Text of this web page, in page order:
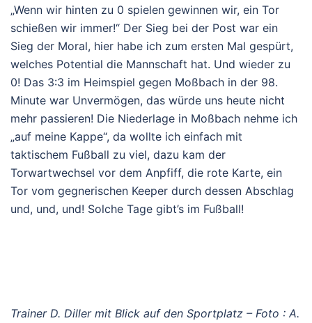
„Wenn wir hinten zu 0 spielen gewinnen wir, ein Tor
schießen wir immer!“ Der Sieg bei der Post war ein
Sieg der Moral, hier habe ich zum ersten Mal gespürt,
welches Potential die Mannschaft hat. Und wieder zu
0! Das 3:3 im Heimspiel gegen Moßbach in der 98.
Minute war Unvermögen, das würde uns heute nicht
mehr passieren! Die Niederlage in Moßbach nehme ich
„auf meine Kappe“, da wollte ich einfach mit
taktischem Fußball zu viel, dazu kam der
Torwartwechsel vor dem Anpfiff, die rote Karte, ein
Tor vom gegnerischen Keeper durch dessen Abschlag
und, und, und! Solche Tage gibt’s im Fußball!
Trainer D. Diller mit Blick auf den Sportplatz – Foto : A.